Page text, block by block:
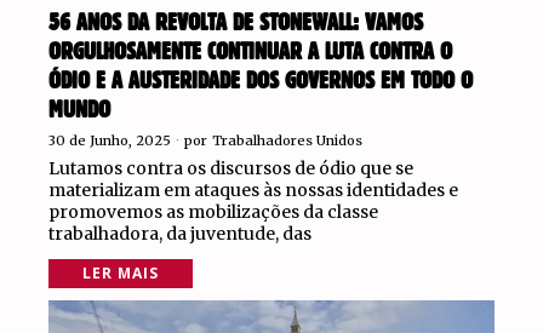
56 ANOS DA REVOLTA DE STONEWALL: VAMOS
ORGULHOSAMENTE CONTINUAR A LUTA CONTRA O
ÓDIO E A AUSTERIDADE DOS GOVERNOS EM TODO O
MUNDO
30 de Junho, 2025 por Trabalhadores Unidos
Lutamos contra os discursos de ódio que se
materializam em ataques às nossas identidades e
promovemos as mobilizações da classe
trabalhadora, da juventude, das
LER MAIS